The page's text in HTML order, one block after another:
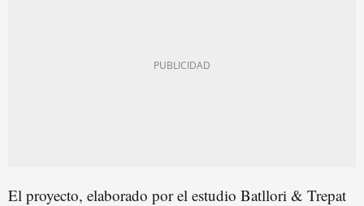
El proyecto, elaborado por el estudio Batllori & Trepat